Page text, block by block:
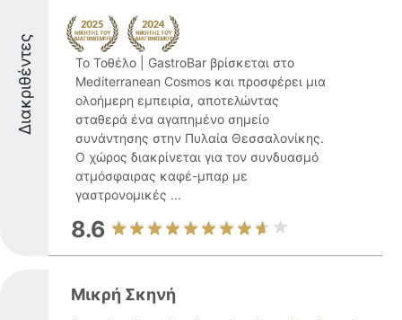
Διακριθέντες
Το Τοθέλο | GastroBar βρίσκεται στο
Mediterranean Cosmos και προσφέρει μια
ολοήμερη εμπειρία, αποτελώντας
σταθερά ένα αγαπημένο σημείο
συνάντησης στην Πυλαία Θεσσαλονίκης.
Ο χώρος διακρίνεται για τον συνδυασμό
ατμόσφαιρας καφέ-μπαρ με
γαστρονομικές ...
8.6
Μικρή Σκηνή